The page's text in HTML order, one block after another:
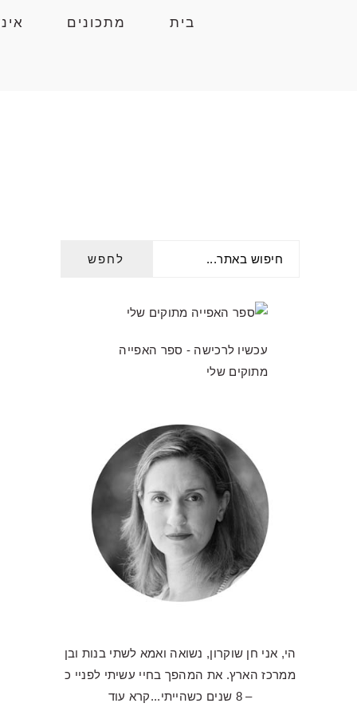
בית מתכונים
PRIMARY
עכשיו לרכישה - ספר האפייה
מתוקים שלי
הי, אני חן שוקרון, נשואה ואמא לשתי בנות ובן
ממרכז הארץ. את המהפך בחיי עשיתי לפניי כ
– 8 שנים כשהייתי...
קרא עוד